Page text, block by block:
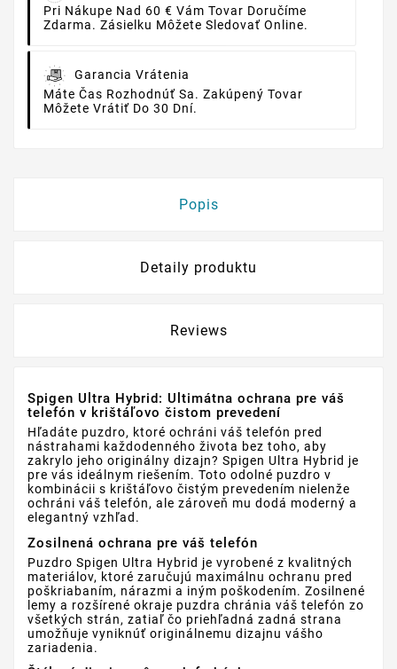
Pri Nákupe Nad 60 € Vám Tovar Doručíme
Zdarma. Zásielku Môžete Sledovať Online.
Garancia Vrátenia
Máte Čas Rozhodnúť Sa. Zakúpený Tovar
Môžete Vrátiť Do 30 Dní.
Popis
Detaily produktu
Reviews
Spigen Ultra Hybrid: Ultimátna ochrana pre váš
telefón v krištáľovo čistom prevedení
Hľadáte puzdro, ktoré ochráni váš telefón pred
nástrahami každodenného života bez toho, aby
zakrylo jeho originálny dizajn? Spigen Ultra Hybrid je
pre vás ideálnym riešením. Toto odolné puzdro v
kombinácii s krištáľovo čistým prevedením nielenže
ochráni váš telefón, ale zároveň mu dodá moderný a
elegantný vzhľad.
Zosilnená ochrana pre váš telefón
Puzdro Spigen Ultra Hybrid je vyrobené z kvalitných
materiálov, ktoré zaručujú maximálnu ochranu pred
poškriabaním, nárazmi a iným poškodením. Zosilnené
lemy a rozšírené okraje puzdra chránia váš telefón zo
všetkých strán, zatiaľ čo priehľadná zadná strana
umožňuje vyniknúť originálnemu dizajnu vášho
zariadenia.